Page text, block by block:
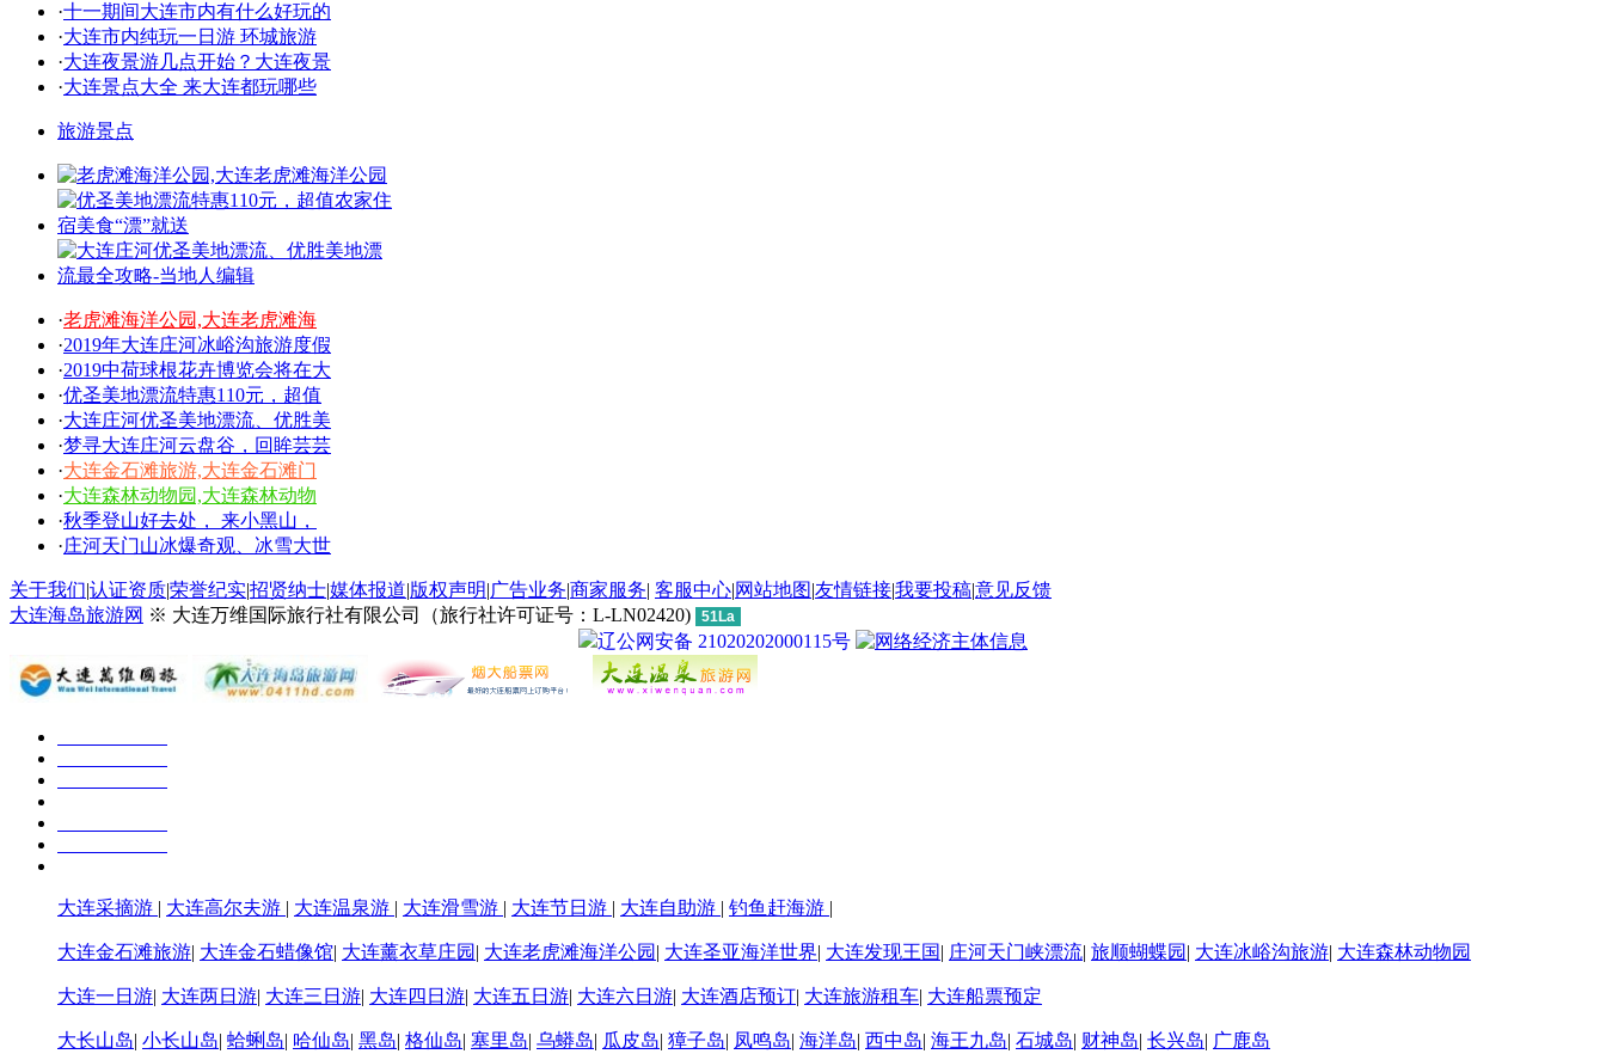
·十一期间大连市内有什么好玩的
·大连市内纯玩一日游 环城旅游
·大连夜景游几点开始？大连夜景
·大连景点大全 来大连都玩哪些
旅游景点
·老虎滩海洋公园,大连老虎滩海
·2019年大连庄河冰峪沟旅游度假
·2019中荷球根花卉博览会将在大
·优圣美地漂流特惠110元，超值
·大连庄河优圣美地漂流、优胜美
·梦寻大连庄河云盘谷，回眸芸芸
·大连金石滩旅游,大连金石滩门
·大连森林动物园,大连森林动物
·秋季登山好去处， 来小黑山，
·庄河天门山冰爆奇观、冰雪大世
关于我们|认证资质|荣誉纪实|招贤纳士|媒体报道|版权声明|广告业务|商家服务| 客服中心|网站地图|友情链接|我要投稿|意见反馈
大连海岛旅游网 ※ 大连万维国际旅行社有限公司（旅行社许可证号：L-LN02420) 51La
辽公网安备 21020202000115号
大连采摘游 | 大连高尔夫游 | 大连温泉游 | 大连滑雪游 | 大连节日游 | 大连自助游 | 钓鱼赶海游 |
大连金石滩旅游| 大连金石蜡像馆| 大连薰衣草庄园 | 大连老虎滩海洋公园 | 大连圣亚海洋世界| 大连发现王国| 庄河天门峡漂流| 旅顺蝴蝶园 | 大连冰峪沟旅游| 大连森林动物园
大连一日游| 大连两日游| 大连三日游| 大连四日游| 大连五日游| 大连六日游| 大连酒店预订| 大连旅游租车| 大连船票预定
大长山岛| 小长山岛| 蛤蜊岛| 哈仙岛| 黑岛| 格仙岛| 塞里岛| 乌蟒岛| 瓜皮岛| 獐子岛| 凤鸣岛| 海洋岛| 西中岛| 海王九岛| 石城岛| 财神岛| 长兴岛| 广鹿岛